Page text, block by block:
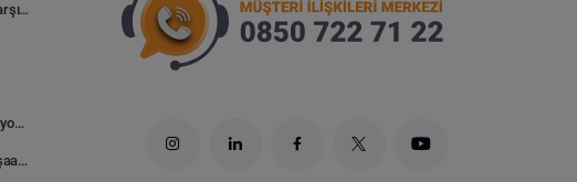
Gazbeton, Tuğla ve Bims Karşılaştırması: Hangisi Daha Avantajlı?
Maden Ocaklarında Operasyonel Verimlilik Nasıl Arttırılır?
Müteahhitler İçin Toptan İnşaat Malzemesi Satın Alma Rehberi